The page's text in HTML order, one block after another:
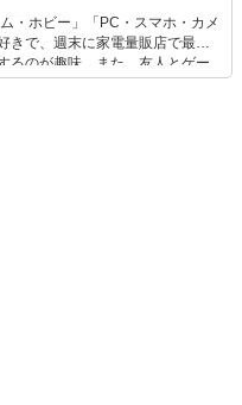
・ホビー」「PC・スマホ・カメ
きで、週末に家電量販店で最新
るのが趣味。また、友人とゲー
イトルやイベント情報もいち早